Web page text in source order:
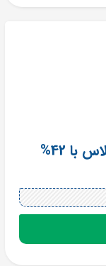
خرید اشتراک 3 ماهه دیجی پلاس با 42%